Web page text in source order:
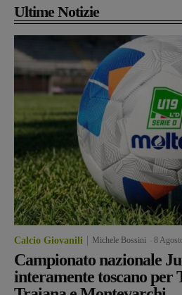
Ultime Notizie
Calcio Giovanili Michele Bossini 8
Campionato nazionale
interamente toscano per